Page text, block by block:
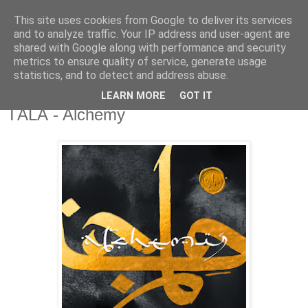
csgmblog
...music that's real...
sobota, 27 września 2014
TĀLĀ - Alchemy
This site uses cookies from Google to deliver its services
and to analyze traffic. Your IP address and user-agent are
shared with Google along with performance and security
metrics to ensure quality of service, generate usage
statistics, and to detect and address abuse.
LEARN MORE GOT IT